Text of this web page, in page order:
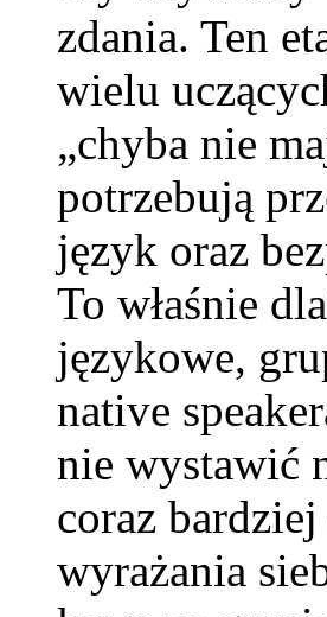
zdania. Ten
wielu
„chyba nie
potrzebują
język oraz
To właśnie
językowe,
native
nie wystawić
coraz
wyrażania